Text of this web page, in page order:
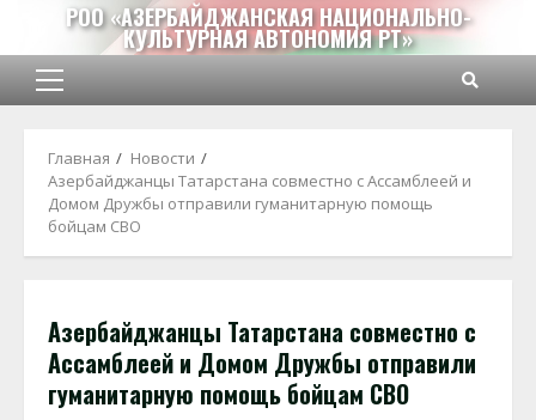
Перейти
содержимому
РОО «АЗЕРБАЙДЖАНСКАЯ НАЦИОНАЛЬНО-
КУЛЬТУРНАЯ АВТОНОМИЯ РТ»
Основное
Главная
Новости
Азербайджанцы Татарстана совместно с Ассамблеей и
Домом Дружбы отправили гуманитарную помощь
бойцам СВО
Азербайджанцы Татарстана совместно с
Ассамблеей и Домом Дружбы отправили
гуманитарную помощь бойцам СВО